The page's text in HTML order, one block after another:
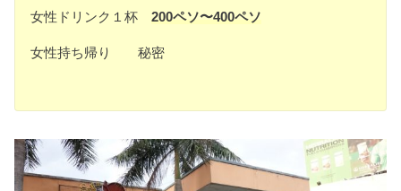
女性ドリンク１杯200ペソ〜400ペソ
女性持ち帰り 秘密